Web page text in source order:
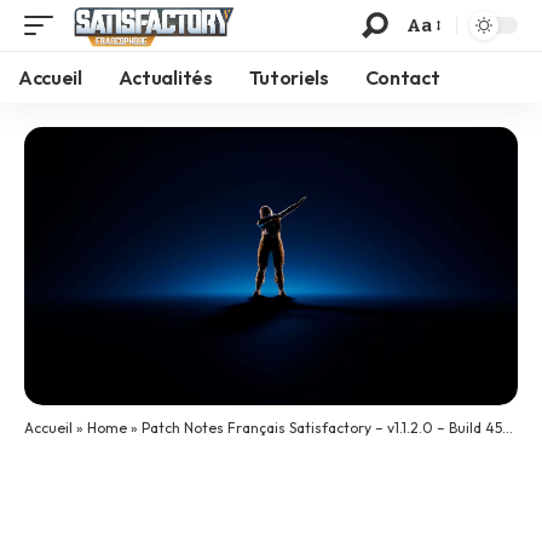
Aa
Accueil Actualités Tutoriels Contact
Accueil » Home » Patch Notes Français Satisfactory – v1.1.2.0 – Build 458806